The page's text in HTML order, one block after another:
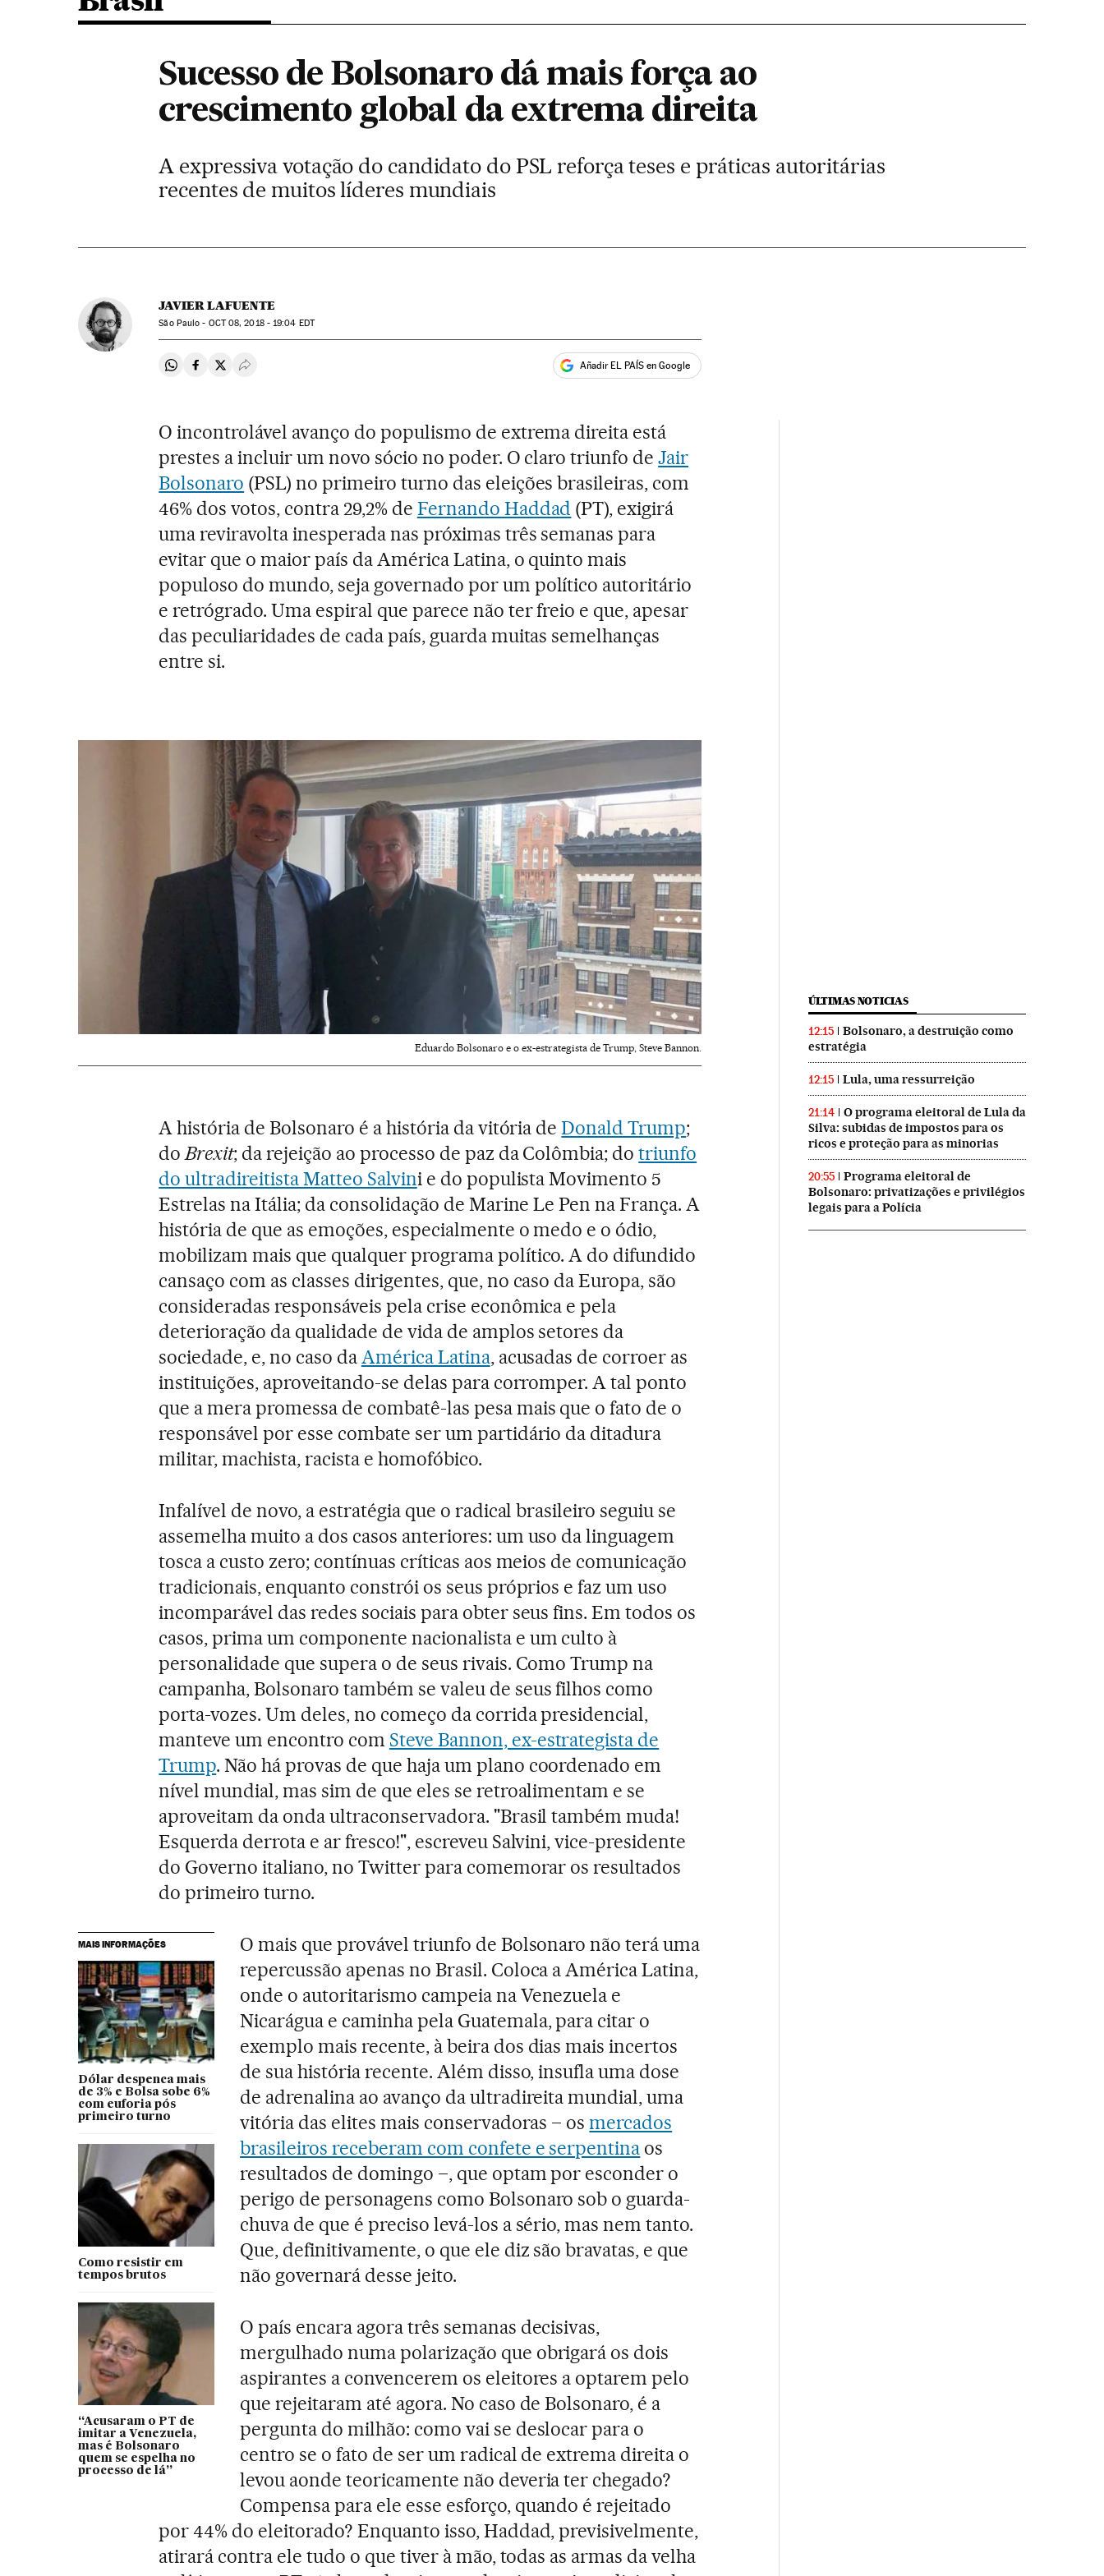
Sucesso de Bolsonaro dá mais força ao
crescimento global da extrema direita
A expressiva votação do candidato do PSL reforça teses e práticas autoritárias
recentes de muitos líderes mundiais
JAVIER LAFUENTE
São Paulo - OCT08, 2018 - 19:04 EDT
Compartir en Whatsapp
Compartir en Facebook
Compartir en Twitter
Desplegar Redes Sociales Añadir EL PAÍS en Google
O incontrolável avanço do populismo de extrema direita está
prestes a incluir um novo sócio no poder. O claro triunfo deJair
Bolsonaro (PSL) no primeiro turno das eleições brasileiras, com
46% dos votos, contra 29,2% de Fernando Haddad (PT), exigirá
uma reviravolta inesperada nas próximas três semanas para
evitar que o maior país da América Latina, o quinto mais
populoso do mundo, seja governado por um político autoritário
e retrógrado. Uma espiral que parece não ter freio e que, apesar
das peculiaridades de cada país, guarda muitas semelhanças
entre si.
Eduardo Bolsonaro e o ex-estrategista de Trump, Steve Bannon.
A história de Bolsonaro é a história da vitória deDonald Trump;
doBrexit; da rejeição ao processo de paz da Colômbia; dotriunfo
do ultradireitista Matteo Salvini e do populista Movimento 5
Estrelas na Itália; da consolidação de Marine Le Pen na França. A
história de que as emoções, especialmente o medo e o ódio,
mobilizam mais que qualquer programa político. A do difundido
cansaço com as classes dirigentes, que, no caso da Europa, são
consideradas responsáveis pela crise econômica e pela
deterioração da qualidade de vida de amplos setores da
sociedade, e, no caso daAmérica Latina, acusadas de corroer as
instituições, aproveitando-se delas para corromper. A tal ponto
que a mera promessa de combatê-las pesa mais que o fato de o
responsável por esse combate ser um partidário da ditadura
militar, machista, racista e homofóbico.
Infalível de novo, a estratégia que o radical brasileiro seguiu se
assemelha muito a dos casos anteriores: um uso da linguagem
tosca a custo zero; contínuas críticas aos meios de comunicação
tradicionais, enquanto constrói os seus próprios e faz um uso
incomparável das redes sociais para obter seus fins. Em todos os
casos, prima um componente nacionalista e um culto à
personalidade que supera o de seus rivais. Como Trump na
campanha, Bolsonaro também se valeu de seus filhos como
porta-vozes. Um deles, no começo da corrida presidencial,
manteve um encontro com Steve Bannon, ex-estrategista de
Trump. Não há provas de que haja um plano coordenado em
nível mundial, mas sim de que eles se retroalimentam e se
aproveitam da onda ultraconservadora. "Brasil também muda!
Esquerda derrota e ar fresco!", escreveu Salvini, vice-presidente
do Governo italiano, no Twitter para comemorar os resultados
do primeiro turno.
MAIS INFORMAÇÕES
Dólar despenca mais
de 3% e Bolsa sobe 6%
com euforia pós
primeiro turno
Como resistir em
tempos brutos
“Acusaram o PT de
imitar a Venezuela,
mas é Bolsonaro
quem se espelha no
processo de lá”
O mais que provável triunfo de Bolsonaro não terá uma
repercussão apenas no Brasil. Coloca a América Latina,
onde o autoritarismo campeia na Venezuela e
Nicarágua e caminha pela Guatemala, para citar o
exemplo mais recente, à beira dos dias mais incertos
de sua história recente. Além disso, insufla uma dose
de adrenalina ao avanço da ultradireita mundial, uma
vitória das elites mais conservadoras – osmercados
brasileiros receberam com confete e serpentina os
resultados de domingo –, que optam por esconder o
perigo de personagens como Bolsonaro sob o guarda-
chuva de que é preciso levá-los a sério, mas nem tanto.
Que, definitivamente, o que ele diz são bravatas, e que
não governará desse jeito.
O país encara agora três semanas decisivas,
mergulhado numa polarização que obrigará os dois
aspirantes a convencerem os eleitores a optarem pelo
que rejeitaram até agora. No caso de Bolsonaro, é a
pergunta do milhão: como vai se deslocar para o
centro se o fato de ser um radical de extrema direita o
levou aonde teoricamente não deveria ter chegado?
Compensa para ele esse esforço, quando é rejeitado
por 44% do eleitorado? Enquanto isso, Haddad, previsivelmente,
atirará contra ele tudo o que tiver à mão, todas as armas da velha
ÚLTIMAS NOTICIAS
12:15
Bolsonaro, a destruição como
estratégia
12:15 Lula, uma ressurreição
21:14
O programa eleitoral de Lula da
Silva: subidas de impostos para os
ricos e proteção para as minorias
20:55
Programa eleitoral de
Bolsonaro: privatizações e privilégios
legais para a Polícia